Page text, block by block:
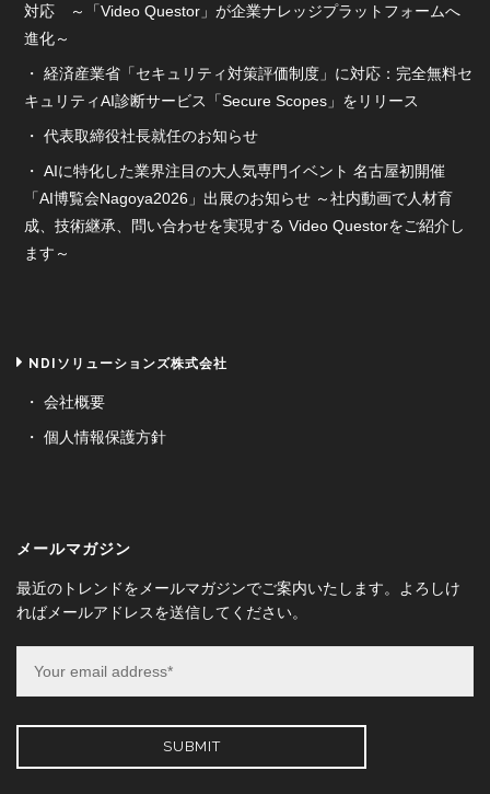
対応 ～「Video Questor」が企業ナレッジプラットフォームへ
進化～
経済産業省「セキュリティ対策評価制度」に対応：完全無料セ
キュリティAI診断サービス「Secure Scopes」をリリース
代表取締役社長就任のお知らせ
AIに特化した業界注目の大人気専門イベント 名古屋初開催
「AI博覧会Nagoya2026」出展のお知らせ ～社内動画で人材育
成、技術継承、問い合わせを実現する Video Questorをご紹介し
ます～
NDIソリューションズ株式会社
会社概要
個人情報保護方針
メールマガジン
最近のトレンドをメールマガジンでご案内いたします。よろしけ
ればメールアドレスを送信してください。